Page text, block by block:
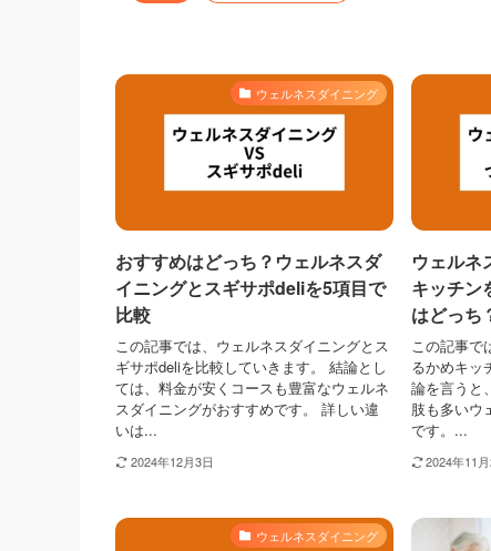
ウェルネスダイニング
おすすめはどっち？ウェルネスダ
イニングとスギサポdeliを5項目で
比較
この記事では、ウェルネスダイニングとス
ギサポdeliを比較していきます。 結論とし
ては、料金が安くコースも豊富なウェルネ
スダイニングがおすすめです。 詳しい違
いは...
2024年12月3日
ウェルネ
キッチン
はどっち
この記事で
るかめキッ
論を言うと
肢も多いウ
です。...
2024年11
ウェルネスダイニング